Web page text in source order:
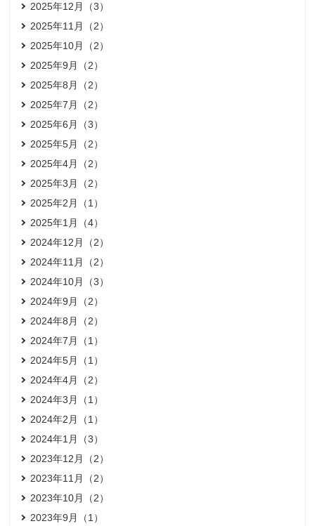
2025年12月（3）
2025年11月（2）
2025年10月（2）
2025年9月（2）
2025年8月（2）
2025年7月（2）
2025年6月（3）
2025年5月（2）
2025年4月（2）
2025年3月（2）
2025年2月（1）
2025年1月（4）
2024年12月（2）
2024年11月（2）
2024年10月（3）
2024年9月（2）
2024年8月（2）
2024年7月（1）
2024年5月（1）
2024年4月（2）
2024年3月（1）
2024年2月（1）
2024年1月（3）
2023年12月（2）
2023年11月（2）
2023年10月（2）
2023年9月（1）